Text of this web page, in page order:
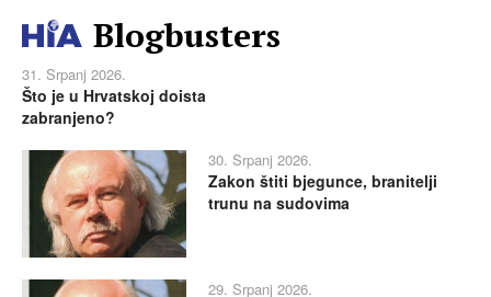
Blogbusters
31. Srpanj 2026.
Što je u Hrvatskoj doista
zabranjeno?
30. Srpanj 2026.
Zakon štiti bjegunce, branitelji
trunu na sudovima
29. Srpanj 2026.